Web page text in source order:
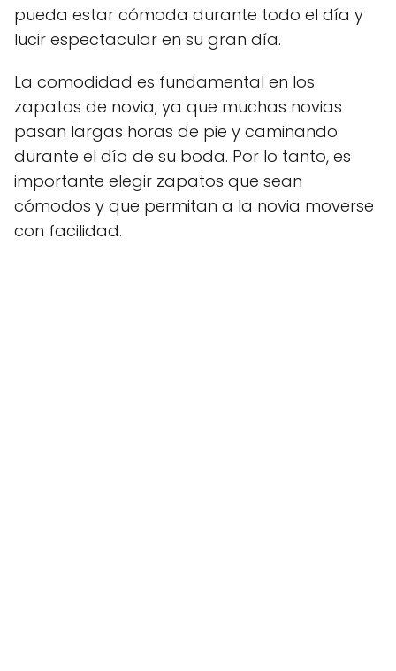
pueda estar cómoda durante todo el día y
lucir espectacular en su gran día.
La comodidad es fundamental en los
zapatos de novia, ya que muchas novias
pasan largas horas de pie y caminando
durante el día de su boda. Por lo tanto, es
importante elegir zapatos que sean
cómodos y que permitan a la novia moverse
con facilidad.